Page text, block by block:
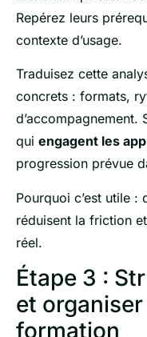
Repérez leurs
contexte d’usage.
Traduisez cette
concrets : formats,
d’accompagnement.
qui engagent les
progression prévue
Pourquoi c’est utile :
réduisent la friction
réel.
Étape 3 :
et
formation